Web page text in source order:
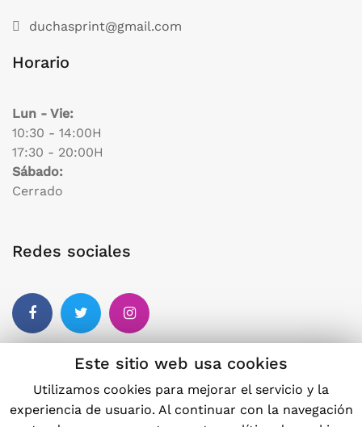
duchasprint@gmail.com
Horario
Lun - Vie:
10:30 - 14:00H
17:30 - 20:00H
Sábado:
Cerrado
Redes sociales
FacebookTwitter Instagram
Otros enlaces
Política de privacidad
Este sitio web usa cookies